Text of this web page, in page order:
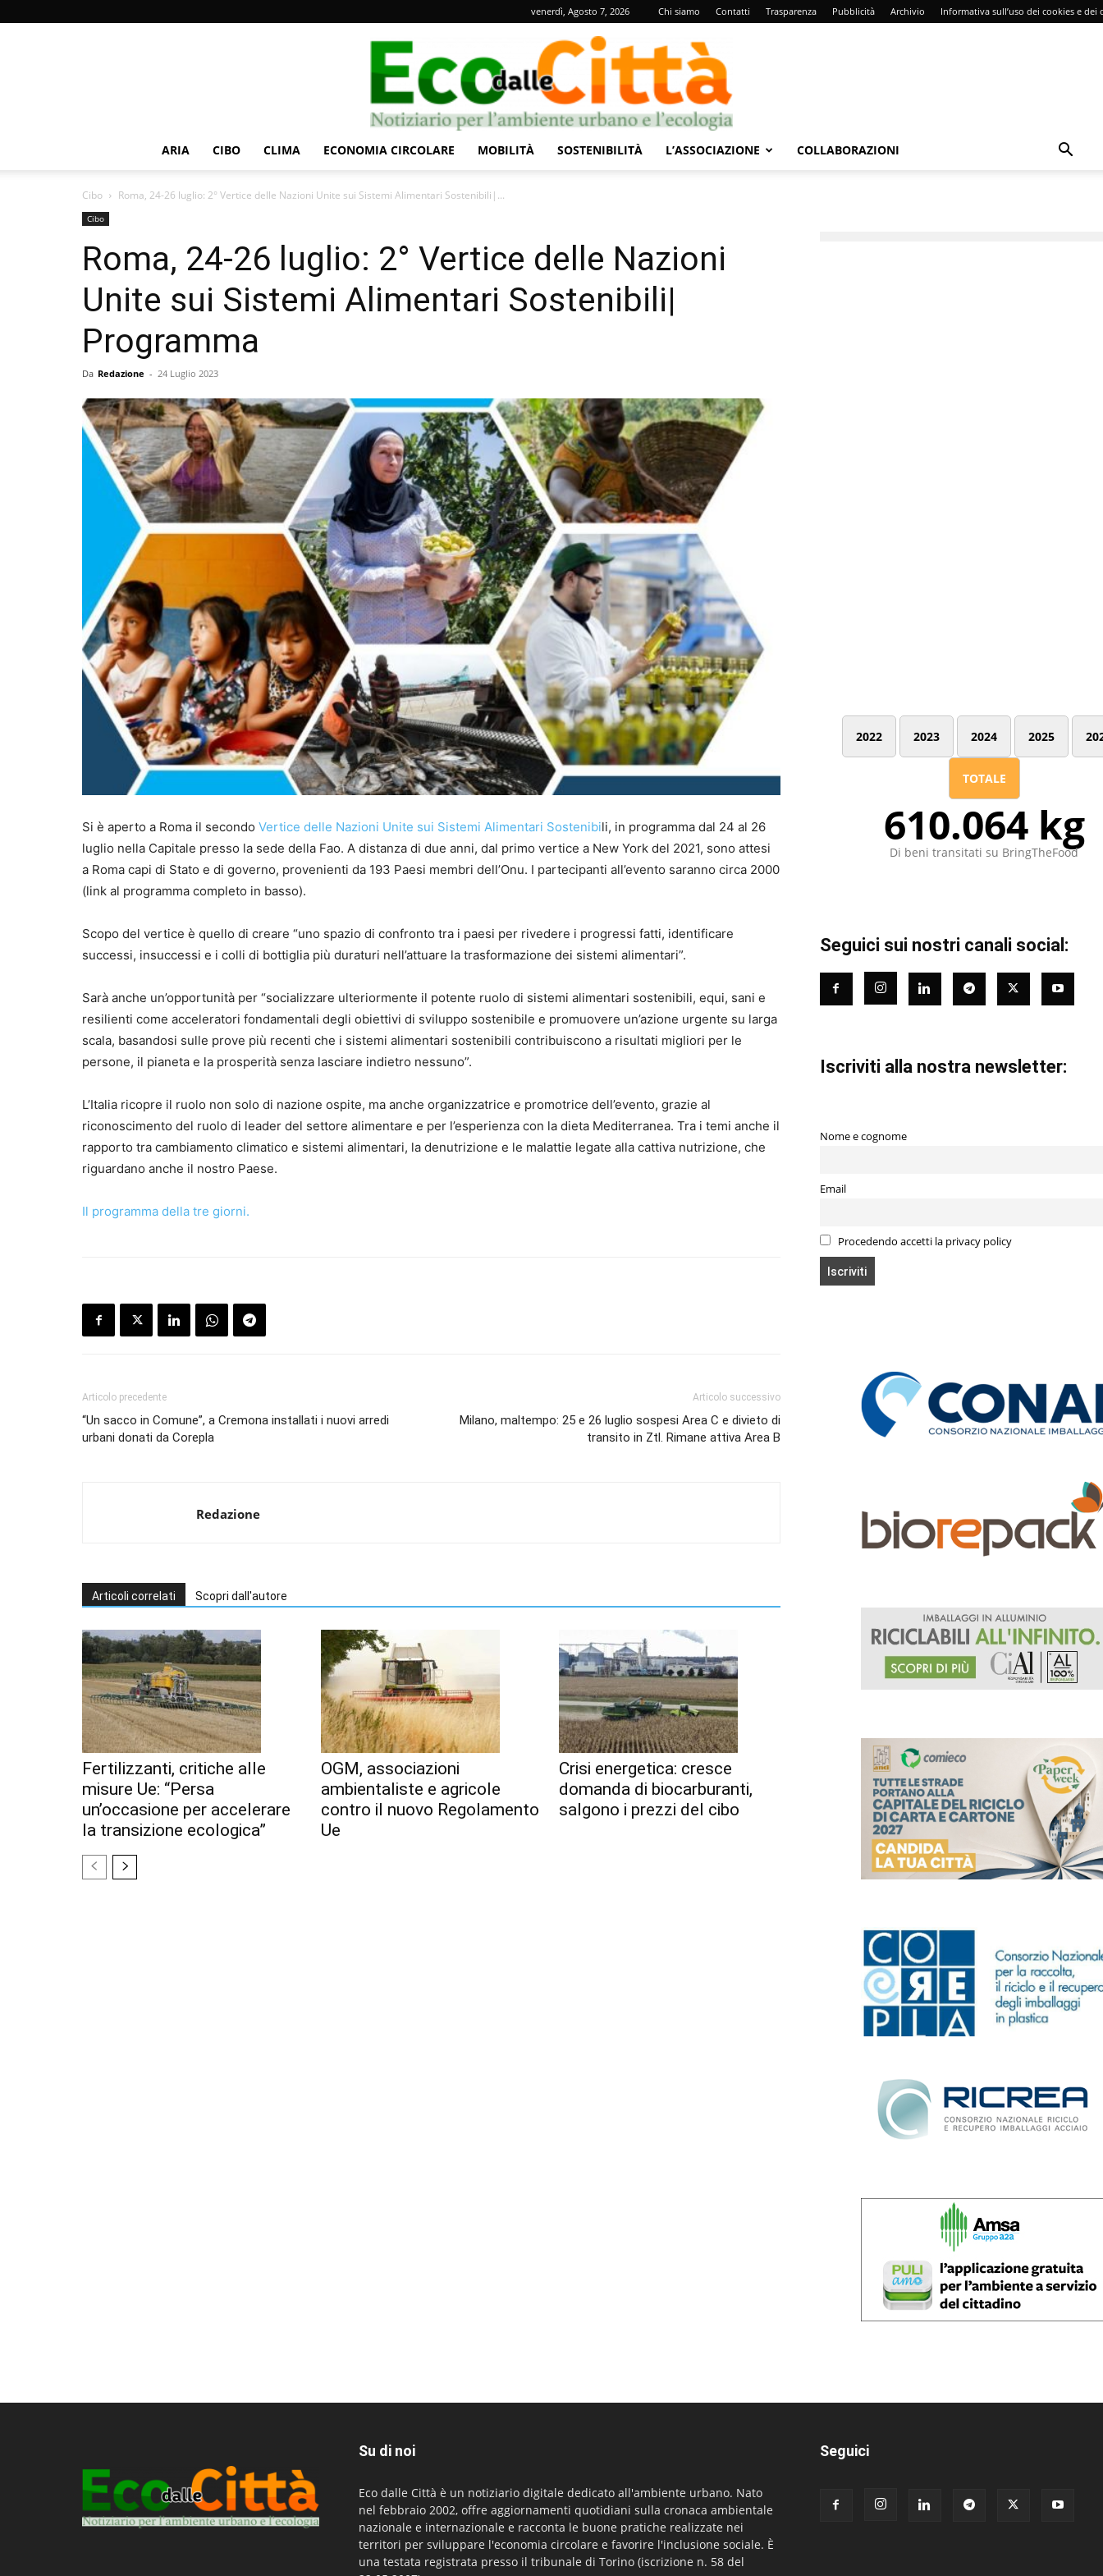
venerdì, Agosto 7, 2026 Chi siamo Contatti Trasparenza Pubblicità Archivio Informativa sull’uso dei cookies e dei
dalle
Città
ARIA CIBO CLIMA ECONOMIA CIRCOLARE MOBILITÀ SOSTENIBILITÀ L’ASSOCIAZIONE COLLABORAZIONI
Cibo Roma, 24-26 luglio: 2° Vertice delle Nazioni Unite sui Sistemi Alimentari Sostenibili|...
Cibo
Roma, 24-26 luglio: 2° Vertice delle Nazioni
Unite sui Sistemi Alimentari Sostenibili|
Programma
Da Redazione - 24 Luglio 2023
Si è aperto a Roma il secondo Vertice delle Nazioni Unite sui Sistemi Alimentari Sostenibili, in programma dal 24 al 26
luglio nella Capitale presso la sede della Fao. A distanza di due anni, dal primo vertice a New York del 2021, sono attesi
a Roma capi di Stato e di governo, provenienti da 193 Paesi membri dell’Onu. I partecipanti all’evento saranno circa 2000
(link al programma completo in basso).
Scopo del vertice è quello di creare “uno spazio di confronto tra i paesi per rivedere i progressi fatti, identificare
successi, insuccessi e i colli di bottiglia più duraturi nell’attuare la trasformazione dei sistemi alimentari”.
Sarà anche un’opportunità per “socializzare ulteriormente il potente ruolo di sistemi alimentari sostenibili, equi, sani e
resilienti come acceleratori fondamentali degli obiettivi di sviluppo sostenibile e promuovere un’azione urgente su larga
scala, basandosi sulle prove più recenti che i sistemi alimentari sostenibili contribuiscono a risultati migliori per le
persone, il pianeta e la prosperità senza lasciare indietro nessuno”.
L’Italia ricopre il ruolo non solo di nazione ospite, ma anche organizzatrice e promotrice dell’evento, grazie al
riconoscimento del ruolo di leader del settore alimentare e per l’esperienza con la dieta Mediterranea. Tra i temi anche il
rapporto tra cambiamento climatico e sistemi alimentari, la denutrizione e le malattie legate alla cattiva nutrizione, che
riguardano anche il nostro Paese.
Il programma della tre giorni.
Articolo precedente
“Un sacco in Comune”, a Cremona installati i nuovi arredi
urbani donati da Corepla
Articolo successivo
Milano, maltempo: 25 e 26 luglio sospesi Area C e divieto di
transito in Ztl. Rimane attiva Area B
Redazione
Articoli correlati Scopri dall'autore
Fertilizzanti, critiche alle
misure Ue: “Persa
un’occasione per accelerare
la transizione ecologica”
OGM, associazioni
ambientaliste e agricole
contro il nuovo Regolamento
Ue
Crisi energetica: cresce
domanda di biocarburanti,
salgono i prezzi del cibo
2022 2023 2024 2025
TOTALE
610.064 kg
Di beni transitati su BringTheFood
Seguici sui nostri canali social:
Iscriviti alla nostra newsletter:
Nome e cognome
Email
Procedendo accetti la privacy policy
Su di noi
Eco dalle Città è un notiziario digitale dedicato all'ambiente urbano. Nato
nel febbraio 2002, offre aggiornamenti quotidiani sulla cronaca ambientale
nazionale e internazionale e racconta le buone pratiche realizzate nei
territori per sviluppare l'economia circolare e favorire l'inclusione sociale. È
una testata registrata presso il tribunale di Torino (iscrizione n. 58 del
Seguici